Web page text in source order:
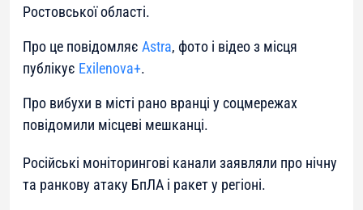
Ростовської області.
Про це повідомляє Astra, фото і відео з місця
публікує Exilenova+.
Про вибухи в місті рано вранці у соцмережах
повідомили місцеві мешканці.
Російські моніторингові канали заявляли про нічну
та ранкову атаку БпЛА і ракет у регіоні.